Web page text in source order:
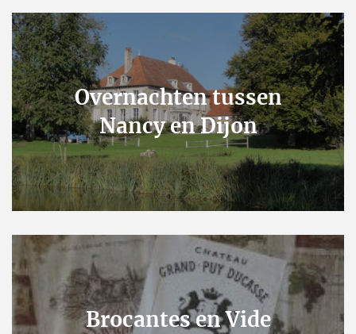
Overnachten tussen
Nancy en Dijon
Brocantes en Vide